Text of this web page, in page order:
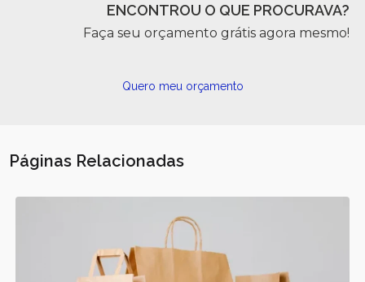
ENCONTROU O QUE PROCURAVA?
Faça seu orçamento grátis agora mesmo!
Quero meu orçamento
Páginas Relacionadas